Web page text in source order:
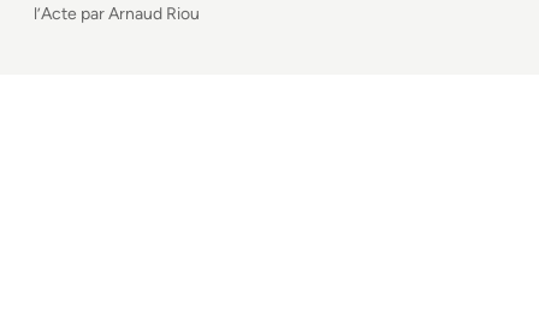
l’Acte par Arnaud Riou